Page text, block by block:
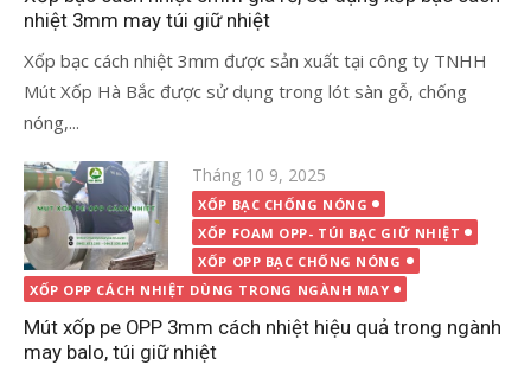
nhiệt 3mm may túi giữ nhiệt
Xốp bạc cách nhiệt 3mm được sản xuất tại công ty TNHH
Mút Xốp Hà Bắc được sử dụng trong lót sàn gỗ, chống
nóng,...
Đăng
vào
Tháng 10 9, 2025
XỐP BẠC CHỐNG NÓNG
XỐP FOAM OPP- TÚI BẠC GIỮ NHIỆT
XỐP OPP BẠC CHỐNG NÓNG
XỐP OPP CÁCH NHIỆT DÙNG TRONG NGÀNH MAY
Mút xốp pe OPP 3mm cách nhiệt hiệu quả trong ngành
may balo, túi giữ nhiệt